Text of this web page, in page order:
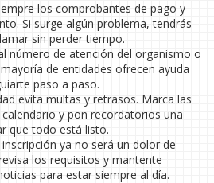
los comprobantes de pago y
Si surge algún problema, tendrás
sin perder tiempo.
número de atención del organismo o
de entidades ofrecen ayuda
paso a paso.
evita multas y retrasos. Marca las
y pon recordatorios una
que todo está listo.
ya no será un dolor de
los requisitos y mantente
para estar siempre al día.